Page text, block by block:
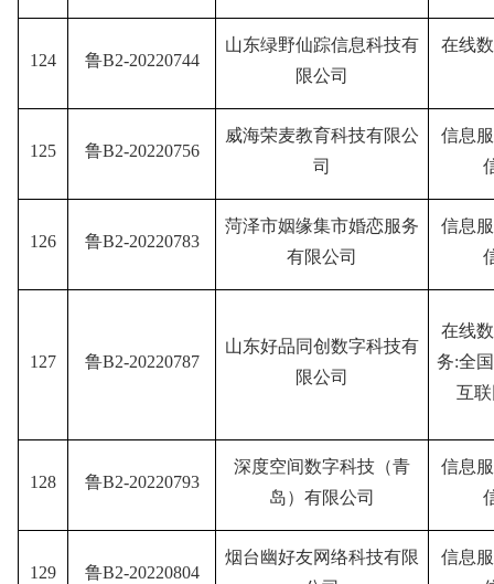
124 鲁B2-20220744
山东绿野仙踪信息科技有
限公司
在线
125 鲁B2-20220756
威海荣麦教育科技有限公
司
信息
126 鲁B2-20220783
菏泽市姻缘集市婚恋服务
有限公司
信息
127 鲁B2-20220787
山东好品同创数字科技有
限公司
在线
务:全
互
128 鲁B2-20220793
深度空间数字科技（青
岛）有限公司
信息
129 鲁B2-20220804
烟台幽好友网络科技有限
信息